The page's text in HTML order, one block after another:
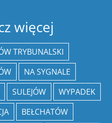
więcej
TRYBUNALSKI
NA SYGNALE
SULEJÓW
WYPADEK
BEŁCHATÓW